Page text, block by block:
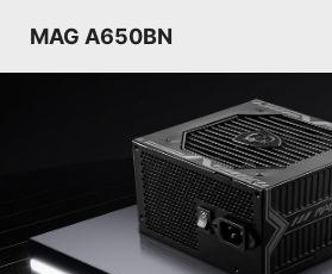
MAG A650BN